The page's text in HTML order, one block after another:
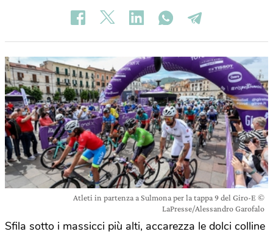
Atleti in partenza a Sulmona per la tappa 9 del Giro-E ©
LaPresse/Alessandro Garofalo
Sfila sotto i massicci più alti, accarezza le dolci colline